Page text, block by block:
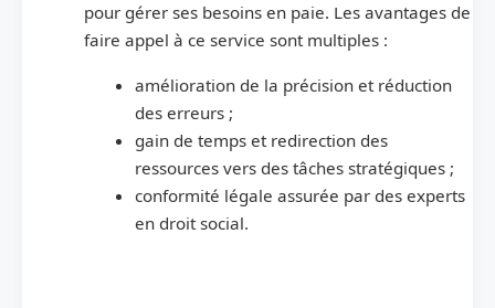
pour gérer ses besoins en paie. Les avantages de
faire appel à ce service sont multiples :
amélioration de la précision et réduction
des erreurs ;
gain de temps et redirection des
ressources vers des tâches stratégiques ;
conformité légale assurée par des experts
en droit social.